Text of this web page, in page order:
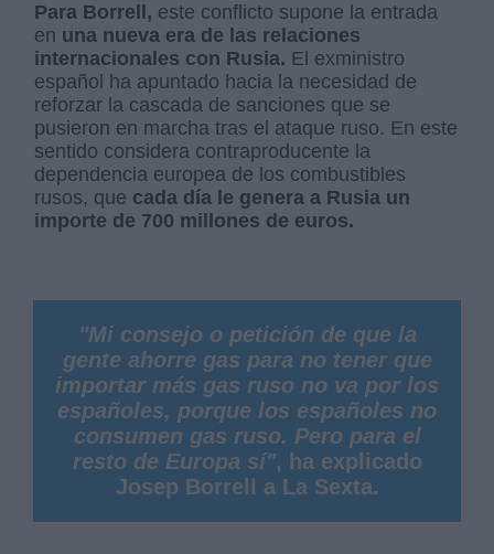
Para Borrell, este conflicto supone la entrada
en una nueva era de las relaciones
internacionales con Rusia. El exministro
español ha apuntado hacia la necesidad de
reforzar la cascada de sanciones que se
pusieron en marcha tras el ataque ruso. En este
sentido considera contraproducente la
dependencia europea de los combustibles
rusos, que cada día le genera a Rusia un
importe de 700 millones de euros.
"Mi consejo o petición de que la
gente ahorre gas para no tener que
importar más gas ruso no va por los
españoles, porque los españoles no
consumen gas ruso. Pero para el
resto de Europa sí", ha explicado
Josep Borrell a La Sexta.